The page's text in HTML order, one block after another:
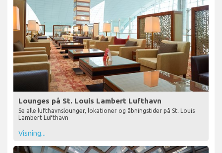
Lounges på St. Louis Lambert Lufthavn
Se alle lufthavnslounger, lokationer og åbningstider på St. Louis
Lambert Lufthavn
Visning...